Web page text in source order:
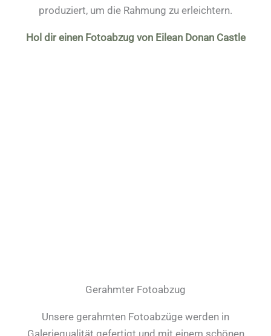
produziert, um die Rahmung zu erleichtern.
Hol dir einen Fotoabzug von Eilean Donan Castle
Gerahmter Fotoabzug
Unsere gerahmten Fotoabzüge werden in
Galeriequalität gefertigt und mit einem schönen